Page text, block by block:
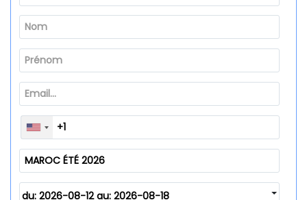
du: 2026-08-12 au: 2026-08-18